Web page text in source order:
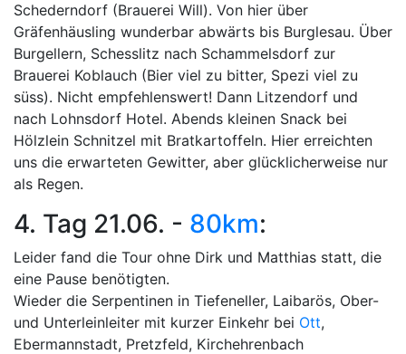
Schederndorf (Brauerei Will). Von hier über
Gräfenhäusling wunderbar abwärts bis Burglesau. Über
Burgellern, Schesslitz nach Schammelsdorf zur
Brauerei Koblauch (Bier viel zu bitter, Spezi viel zu
süss). Nicht empfehlenswert! Dann Litzendorf und
nach Lohnsdorf Hotel. Abends kleinen Snack bei
Hölzlein Schnitzel mit Bratkartoffeln. Hier erreichten
uns die erwarteten Gewitter, aber glücklicherweise nur
als Regen.
4. Tag 21.06. - 80km:
Leider fand die Tour ohne Dirk und Matthias statt, die
eine Pause benötigten.
Wieder die Serpentinen in Tiefeneller, Laibarös, Ober-
und Unterleinleiter mit kurzer Einkehr bei Ott,
Ebermannstadt, Pretzfeld, Kirchehrenbach